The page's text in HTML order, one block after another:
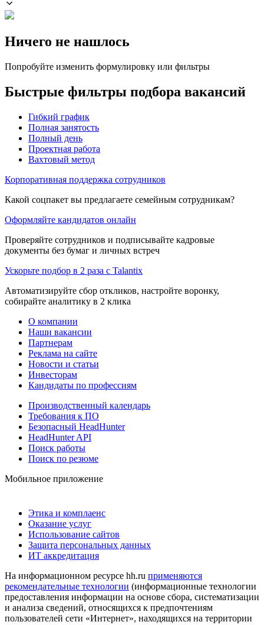
Ничего не нашлось
Попробуйте изменить формулировку или фильтры
Быстрые фильтры подбора вакансий
Гибкий график
Полная занятость
Полный день
Проектная работа
Вахтовый метод
Корпоративная поддержка сотрудников
Какой соцпакет вы предлагаете семейным сотрудникам?
Оформляйте кандидатов онлайн
Проверяйте сотрудников и подписывайте кадровые
документы без бумаг и личных встреч
Ускорьте подбор в 2 раза с Talantix
Автоматизируйте сбор откликов, настройте воронку,
собирайте аналитику в 2 клика
О компании
Наши вакансии
Партнерам
Реклама на сайте
Новости и статьи
Инвесторам
Кандидаты по профессиям
Производственный календарь
Требования к ПО
Безопасный HeadHunter
HeadHunter API
Поиск работы
Поиск по резюме
Мобильное приложение
Этика и комплаенс
Оказание услуг
Использование сайтов
Защита персональных данных
ИТ аккредитация
На информационном ресурсе hh.ru применяются
рекомендательные технологии (информационные технологии
предоставления информации на основе сбора, систематизации
и анализа сведений, относящихся к предпочтениям
пользователей сети «Интернет», находящихся на территории